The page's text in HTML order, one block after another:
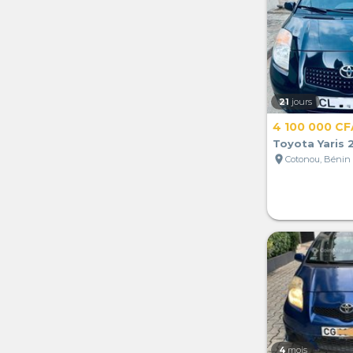
21 jours
4 100 000
Toyota Yaris
location_on Cotonou, Bénin
4 mois